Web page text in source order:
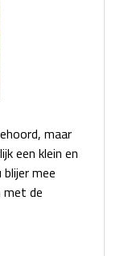
maar
een klein en
mee
met de